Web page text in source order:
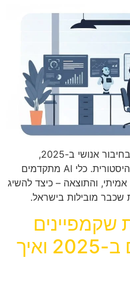
כשהאוטומציה פוגשת את הצורך בחיבור אנושי ב-2025,
הפרסום המודרני עובר עלה דרך היסטורית. כלי AI מתקדמים
והתוצאה – כיצד להשיג
שכבר מובילות בישראל.
דיגיטליים נכשלים ב-2025 ואיך